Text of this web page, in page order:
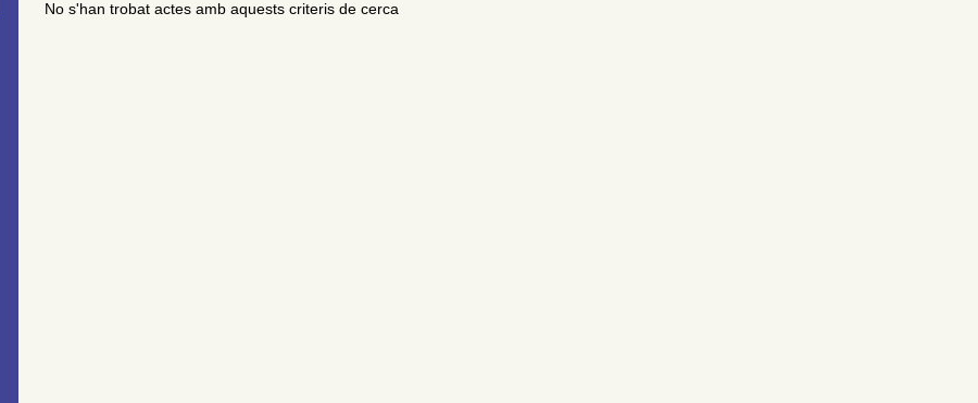
No s'han trobat actes amb aquests criteris de cerca